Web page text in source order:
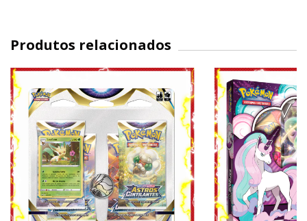
Produtos relacionados